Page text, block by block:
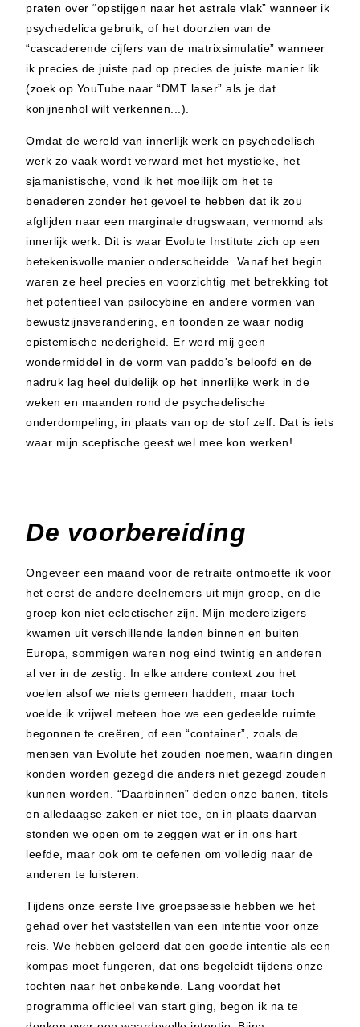
praten over “opstijgen naar het astrale vlak” wanneer ik
psychedelica gebruik, of het doorzien van de
“cascaderende cijfers van de matrixsimulatie” wanneer
ik precies de juiste pad op precies de juiste manier lik...
(zoek op YouTube naar “DMT laser” als je dat
konijnenhol wilt verkennen...).
Omdat de wereld van innerlijk werk en psychedelisch
werk zo vaak wordt verward met het mystieke, het
sjamanistische, vond ik het moeilijk om het te
benaderen zonder het gevoel te hebben dat ik zou
afglijden naar een marginale drugswaan, vermomd als
innerlijk werk. Dit is waar Evolute Institute zich op een
betekenisvolle manier onderscheidde. Vanaf het begin
waren ze heel precies en voorzichtig met betrekking tot
het potentieel van psilocybine en andere vormen van
bewustzijnsverandering, en toonden ze waar nodig
epistemische nederigheid. Er werd mij geen
wondermiddel in de vorm van paddo's beloofd en de
nadruk lag heel duidelijk op het innerlijke werk in de
weken en maanden rond de psychedelische
onderdompeling, in plaats van op de stof zelf. Dat is iets
waar mijn sceptische geest wel mee kon werken!
De voorbereiding
Ongeveer een maand voor de retraite ontmoette ik voor
het eerst de andere deelnemers uit mijn groep, en die
groep kon niet eclectischer zijn. Mijn medereizigers
kwamen uit verschillende landen binnen en buiten
Europa, sommigen waren nog eind twintig en anderen
al ver in de zestig. In elke andere context zou het
voelen alsof we niets gemeen hadden, maar toch
voelde ik vrijwel meteen hoe we een gedeelde ruimte
begonnen te creëren, of een “container”, zoals de
mensen van Evolute het zouden noemen, waarin dingen
konden worden gezegd die anders niet gezegd zouden
kunnen worden. “Daarbinnen” deden onze banen, titels
en alledaagse zaken er niet toe, en in plaats daarvan
stonden we open om te zeggen wat er in ons hart
leefde, maar ook om te oefenen om volledig naar de
anderen te luisteren.
Tijdens onze eerste live groepssessie hebben we het
gehad over het vaststellen van een intentie voor onze
reis. We hebben geleerd dat een goede intentie als een
kompas moet fungeren, dat ons begeleidt tijdens onze
tochten naar het onbekende. Lang voordat het
programma officieel van start ging, begon ik na te